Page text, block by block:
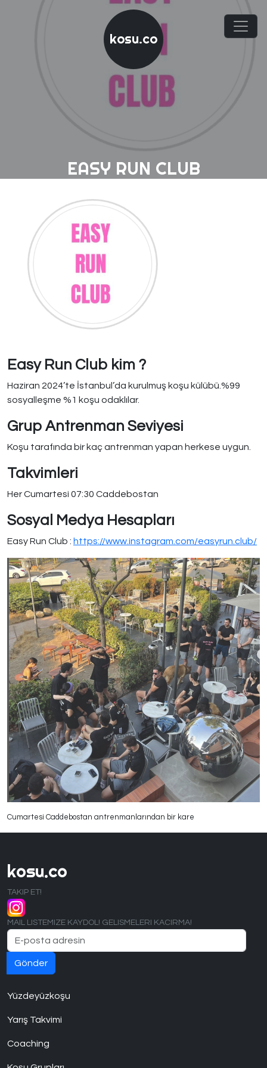
kosu.co
EASY RUN CLUB
Easy Run Club kim ?
Haziran 2024’te İstanbul’da kurulmuş koşu külübü.%99
sosyalleşme %1 koşu odaklılar.
Grup Antrenman Seviyesi
Koşu tarafında bir kaç antrenman yapan herkese uygun.
Takvimleri
Her Cumartesi 07:30 Caddebostan
Sosyal Medya Hesapları
Easy Run Club : https://www.instagram.com/easyrun.club/
Cumartesi Caddebostan antrenmanlarından bir kare
kosu.co
TAKIP ET!
MAIL LISTEMIZE KAYDOL! GELISMELERI KACIRMA!
Yüzdeyüzkoşu
Yarış Takvimi
Coaching